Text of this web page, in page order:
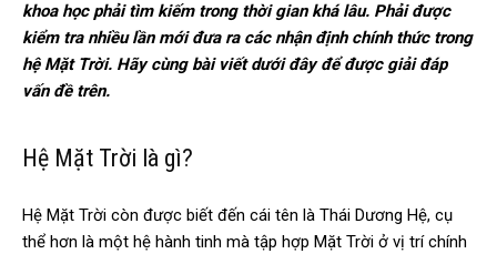
khoa học phải tìm kiếm trong thời gian khá lâu. Phải được
kiểm tra nhiều lần mới đưa ra các nhận định chính thức trong
hệ Mặt Trời. Hãy cùng bài viết dưới đây để được giải đáp
vấn đề trên.
Hệ Mặt Trời là gì?
Hệ Mặt Trời còn được biết đến cái tên là Thái Dương Hệ, cụ
thể hơn là một hệ hành tinh mà tập hợp Mặt Trời ở vị trí chính